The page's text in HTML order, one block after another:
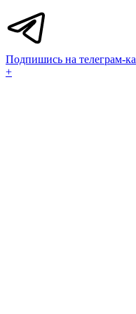
Подпишись на телеграм-
+